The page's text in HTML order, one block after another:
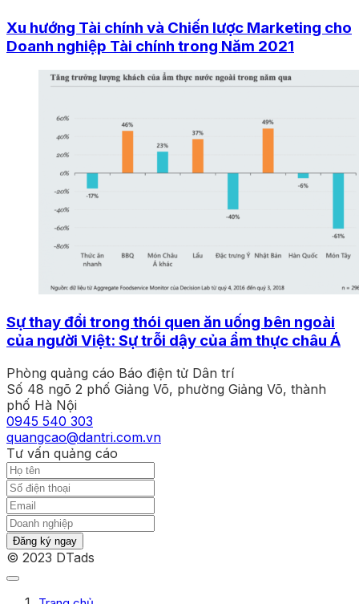
Xu hướng Tài chính và Chiến lược Marketing cho
Doanh nghiệp Tài chính trong Năm 2021
Sự thay đổi trong thói quen ăn uống bên ngoài
của người Việt: Sự trỗi dậy của ẩm thực châu Á
Phòng quảng cáo Báo điện tử Dân trí
Số 48 ngõ 2 phố Giảng Võ, phường Giảng Võ, thành
phố Hà Nội
0945 540 303
quangcao@dantri.com.vn
Tư vấn quảng cáo
Đăng ký ngay
© 2023 DTads